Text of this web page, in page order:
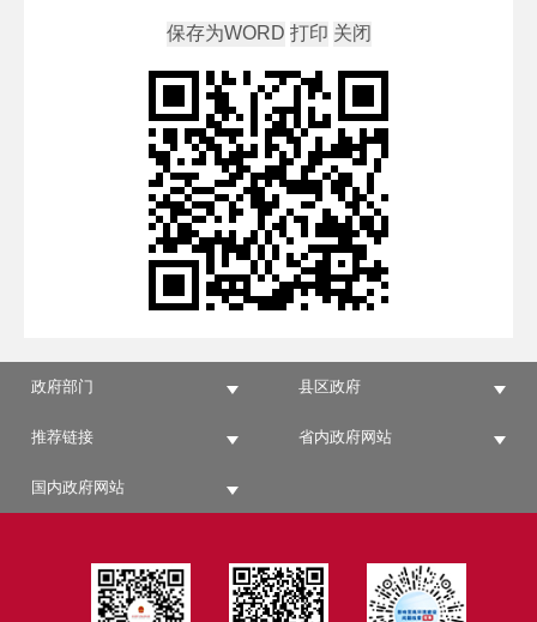
政府部门 县区政府
推荐链接 省内政府网站
国内政府网站